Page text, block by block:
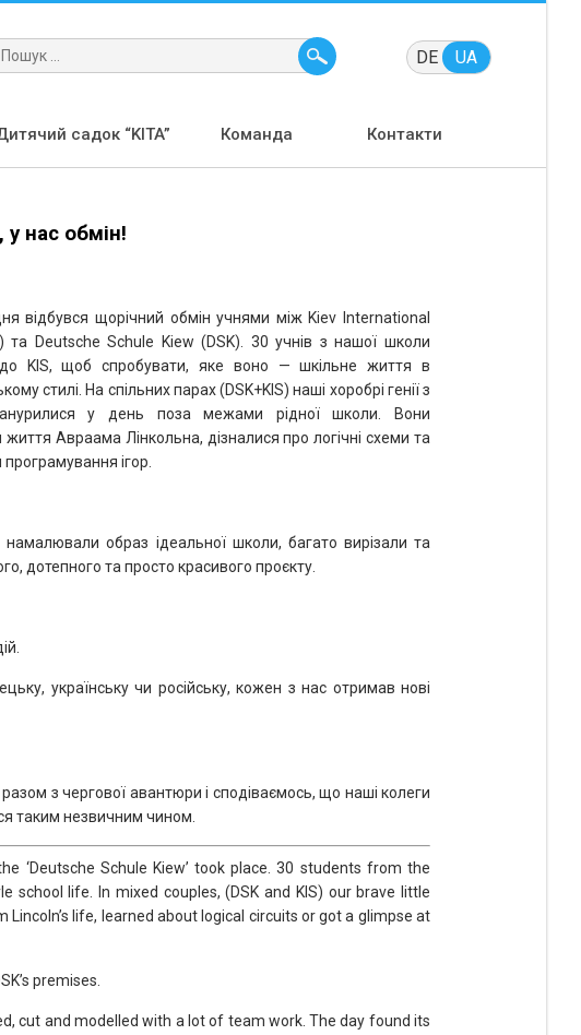
DE UA
садок “KITA” Команда Контакти
у нас обмін!
відбувся щорічний обмін учнями між Kiev International
та Deutsche Schule Kiew (DSK). 30 учнів з нашої школи
KIS, щоб спробувати, яке воно — шкільне життя в
стилі. На спільних парах (DSK+KIS) наші хоробрі генії з
у день поза межами рідної школи. Вони
життя Авраама Лінкольна, дізналися про логічні схеми та
ігор.
образ ідеальної школи, багато вирізали та
дотепного та просто красивого проєкту.
українську чи російську, кожен з нас отримав нові
з чергової авантюри і сподіваємось, що наші колеги
таким незвичним чином.
‘Deutsche Schule Kiew’ took place. 30 students from the
life. In mixed couples, (DSK and KIS) our brave little
life, learned about logical circuits or got a glimpse at
premises.
cut and modelled with a lot of team work. The day found its